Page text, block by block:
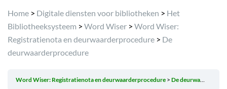
Home > Digitale diensten voor bibliotheken > Het
Bibliotheeksysteem > Word Wiser > Word Wiser:
Registratienota en deurwaarderprocedure > De
deurwaarderprocedure
Word Wiser: Registratienota en deurwaarderprocedure De deurwaarderprocedure